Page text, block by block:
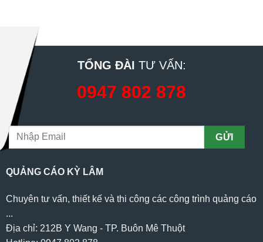
TỔNG ĐÀI TƯ VẤN:
0947 802 878
QUẢNG CÁO KỲ LÂM
Chuyên tư vấn, thiết kế và thi công các công trình quảng cáo
...
Địa chỉ: 212B Y Wang - TP. Buôn Mê Thuột